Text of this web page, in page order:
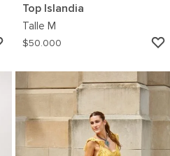
AGREGAR
WISHLIST
Top Islandia
Talle M
$50.000